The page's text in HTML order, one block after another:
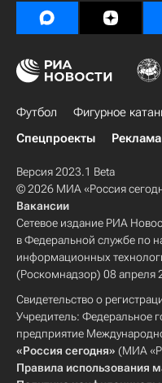
Футбол Фигурное
Спецпроекты
Реклама
Версия 2023.1 Beta
© 2026 МИА «Россия
Вакансии
Сетевое издание РИА
в Федеральной службе по
информационных
(Роскомнадзор) 08 апреля
Свидетельство о
Учредитель: Федеральное
предприятие
«Россия сегодня» (МИА
Правила использования